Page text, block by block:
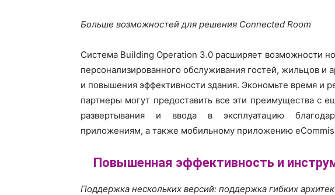
Больше возможностей для решения Connected Room
Система Building Operation 3.0 расширяет возможности
персонализированного обслуживания гостей, жильцов и
и повышения эффективности здания. Экономьте время и
партнеры могут предоставить все эти преимущества с
развертывания и ввода в эксплуатацию
приложениям, а также мобильному приложению
Повышенная эффективность и
Поддержка нескольких версий: поддержка гибких